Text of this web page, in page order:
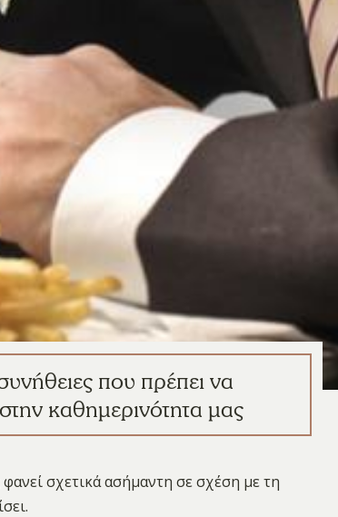
που πρέπει να
καθημερινότητα μας
σχετικά ασήμαντη σε σχέση με τη